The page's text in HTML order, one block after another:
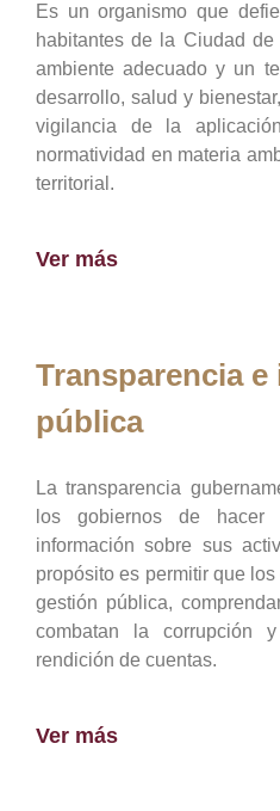
Es un organismo que
habitantes de la Ciudad
ambiente adecuado y un
desarrollo, salud y
vigilancia de la
normatividad en materia
territorial.
Ver más
Transparencia
pública
La transparencia
los gobiernos de
información sobre sus
propósito es permitir que
gestión pública,
combatan la corrupción
rendición de cuentas.
Ver más